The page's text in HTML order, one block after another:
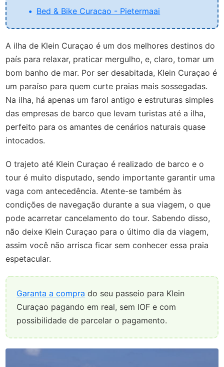
Bed & Bike Curacao - Pietermaai
A ilha de Klein Curaçao é um dos melhores destinos do
país para relaxar, praticar mergulho, e, claro, tomar um
bom banho de mar. Por ser desabitada, Klein Curaçao é
um paraíso para quem curte praias mais sossegadas.
Na ilha, há apenas um farol antigo e estruturas simples
das empresas de barco que levam turistas até a ilha,
perfeito para os amantes de cenários naturais quase
intocados.
O trajeto até Klein Curaçao é realizado de barco e o
tour é muito disputado, sendo importante garantir uma
vaga com antecedência. Atente-se também às
condições de navegação durante a sua viagem, o que
pode acarretar cancelamento do tour. Sabendo disso,
não deixe Klein Curaçao para o último dia da viagem,
assim você não arrisca ficar sem conhecer essa praia
espetacular.
Garanta a compra do seu passeio para Klein
Curaçao pagando em real, sem IOF e com
possibilidade de parcelar o pagamento.